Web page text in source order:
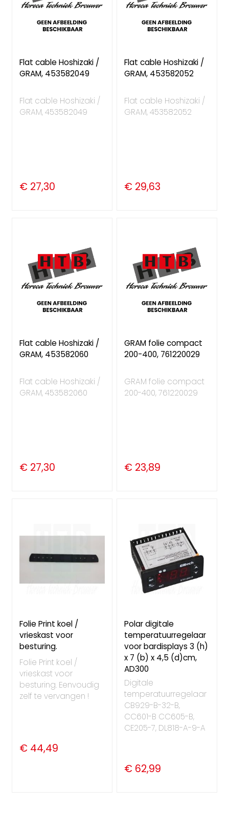
Flat cable Hoshizaki /
GRAM, 453582049
Flat cable Hoshizaki /
GRAM, 453582049
€ 27,30
Flat cable Hoshizaki /
GRAM, 453582052
Flat cable Hoshizaki /
GRAM, 453582052
€ 29,63
Flat cable Hoshizaki /
GRAM, 453582060
Flat cable Hoshizaki /
GRAM, 453582060
€ 27,30
GRAM folie compact
200-400, 761220029
GRAM folie compact
200-400, 761220029
€ 23,89
Folie Print koel /
vrieskast voor
besturing.
Folie Print koel /
vrieskast voor
besturing. Eenvoudig
zelf te vervangen !
€ 44,49
Polar digitale
temperatuurregelaar
voor bardisplays 3 (h)
x 7 (b) x 4,5 (d)cm,
AD300
Digitale
temperatuurregelaar
CB929-B-32-B,
CC601-B CC605-B,
CE205-7, DL818-A-9-A
€ 62,99